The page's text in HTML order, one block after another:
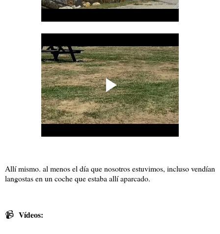
Allí mismo. al menos el día que nosotros estuvimos, incluso vendían
langostas en un coche que estaba allí aparcado.
📹 Vídeos: